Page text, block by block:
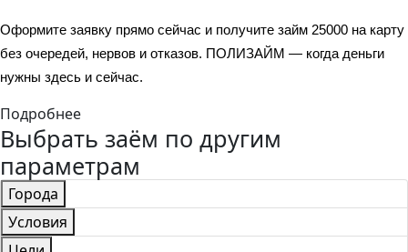
Оформите заявку прямо сейчас и получите займ 25000 на карту
без очередей, нервов и отказов. ПОЛИЗАЙМ — когда деньги
нужны здесь и сейчас.
Подробнее
Выбрать заём по другим
параметрам
Города
Условия